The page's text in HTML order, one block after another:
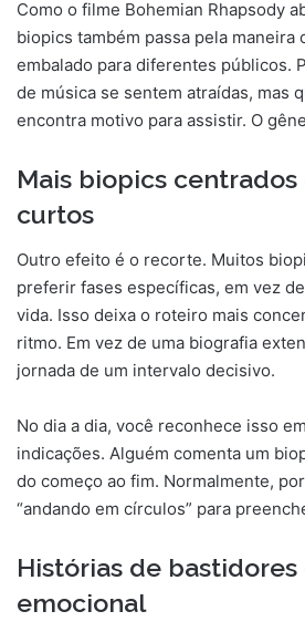
Como o filme Bohemian Rhapsody
biopics também passa pela maneira
embalado para diferentes públicos.
de música se sentem atraídas, mas
encontra motivo para assistir. O
Mais biopics
curtos
Outro efeito é o recorte. Muitos
preferir fases específicas, em vez
vida. Isso deixa o roteiro mais
ritmo. Em vez de uma biografia
jornada de um intervalo decisivo.
No dia a dia, você reconhece isso
indicações. Alguém comenta um
do começo ao fim. Normalmente,
“andando em círculos” para
Histórias de
emocional